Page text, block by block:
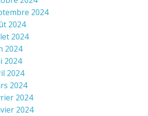
2024
2024
2024
2024
2024
2024
2024
2024
2024